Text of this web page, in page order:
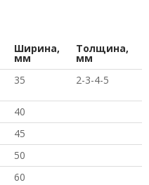
Ширина,
мм
Толщина,
мм
35 2-3-4-5
40
45
50
60